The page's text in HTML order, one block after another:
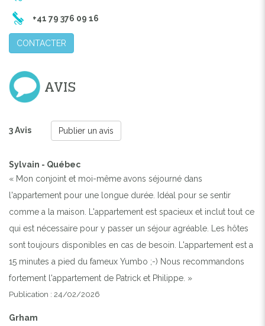
+41 79 376 09 16
CONTACTER
AVIS
3 Avis Publier un avis
Sylvain - Québec
« Mon conjoint et moi-même avons séjourné dans
l'appartement pour une longue durée. Idéal pour se sentir
comme a la maison. L'appartement est spacieux et inclut tout ce
qui est nécessaire pour y passer un séjour agréable. Les hôtes
sont toujours disponibles en cas de besoin. L'appartement est a
15 minutes a pied du fameux Yumbo ;-) Nous recommandons
fortement l'appartement de Patrick et Philippe. »
Publication : 24/02/2026
Grham